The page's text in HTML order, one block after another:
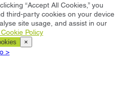
“Accept All Cookies,” you
third-party cookies on your device
site usage, and assist in our
Policy
×
>